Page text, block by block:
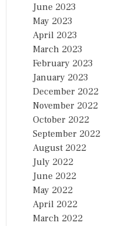
June 2023
May 2023
April 2023
March 2023
February 2023
January 2023
December 2022
November 2022
October 2022
September 2022
August 2022
July 2022
June 2022
May 2022
April 2022
March 2022